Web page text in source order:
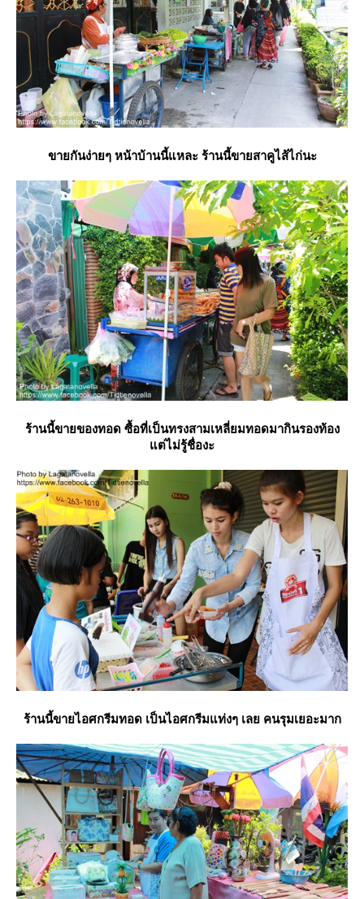
ขายกันง่ายๆ หน้าบ้านนี้แหละ ร้านนี้ขายสาคูไส้ไก่นะ
ร้านนี้ขายของทอด ซื้อที่เป็นทรงสามเหลี่ยมทอดมากินรองท้อง
ต่ไม่รู้ชื่องะ
ร้านนี้ขายไอศกรีมทอด เป็นไอศกรีมแท่งๆ เลย คนรุมเยอะมาก